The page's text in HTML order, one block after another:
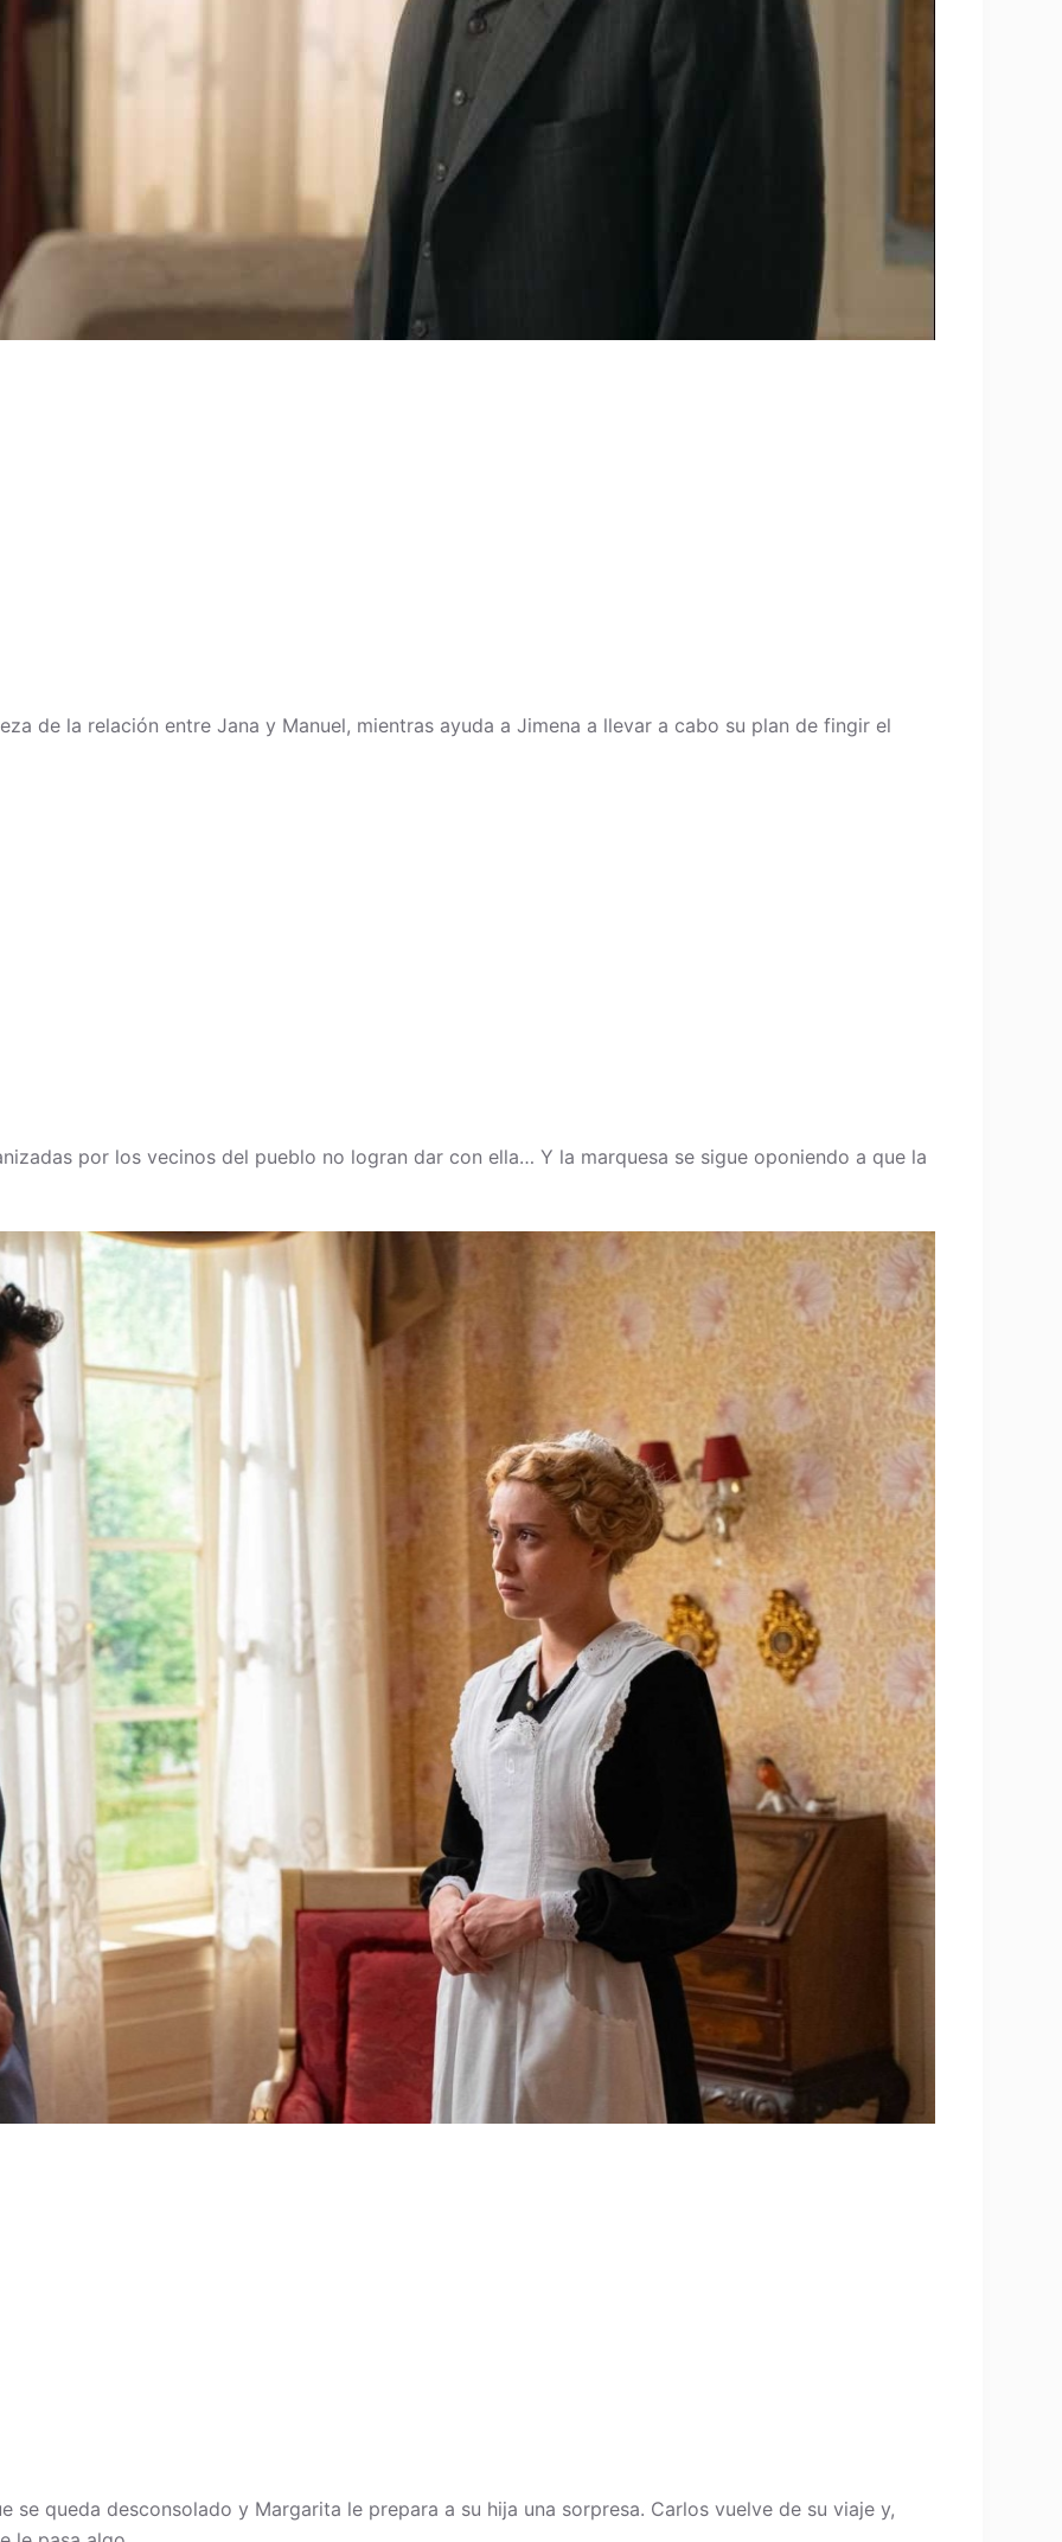
de la relación entre Jana y Manuel, mientras ayuda a Jimena a llevar a cabo su plan de fingir el
por los vecinos del pueblo no logran dar con ella… Y la marquesa se sigue oponiendo a que la
queda desconsolado y Margarita le prepara a su hija una sorpresa. Carlos vuelve de su viaje y,